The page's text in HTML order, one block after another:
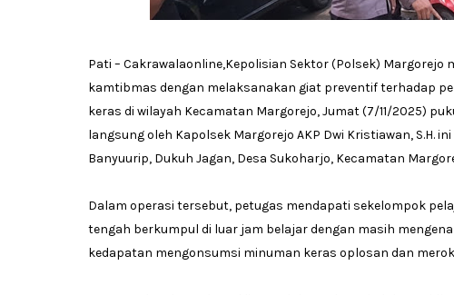
Pati – Cakrawalaonline,Kepolisian Sektor (Polsek)
kamtibmas dengan melaksanakan giat preventif terhadap
keras di wilayah Kecamatan Margorejo, Jumat (7/11/2025)
langsung oleh Kapolsek Margorejo AKP Dwi Kristiawan, S.H.
Banyuurip, Dukuh Jagan, Desa Sukoharjo, Kecamatan
Dalam operasi tersebut, petugas mendapati sekelompok
tengah berkumpul di luar jam belajar dengan masih
kedapatan mengonsumsi minuman keras oplosan dan